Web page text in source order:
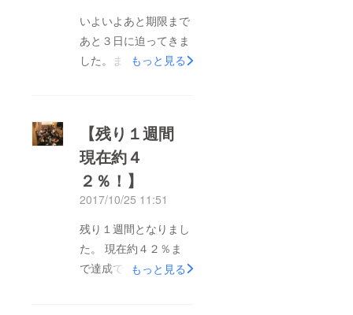
いよいよあと期限まで
あと３日に迫ってきま
した。まだまだ頑張り
です ※墨田区ＨＰより
けど、やっぱり見に
くいですよね、、、
それに飲むとき、区の
んよね 絶対マップの
方が良いですよね！
忘年会シーズンに間に
もっと見る
【残り１週間
現在約４
２％！】
2017/10/25 11:51
残り１週間となりまし
た。 現在約４２％ま
で達成できました。ご
もっと見る